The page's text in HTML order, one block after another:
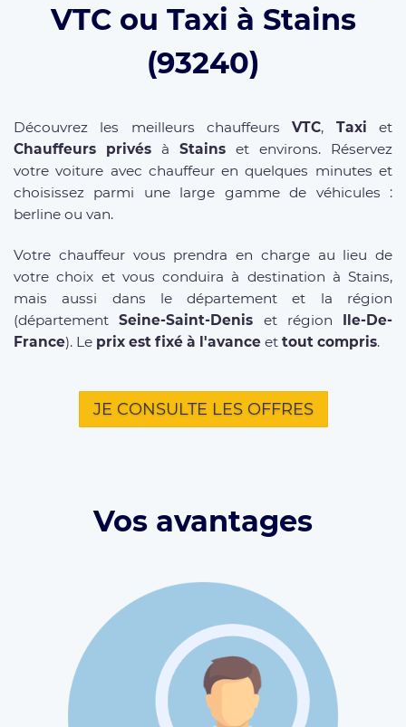
VTC ou Taxi à Stains
(93240)
Découvrez les meilleurs chauffeursVTC, Taxi et
Chauffeurs privés à Stains et environs. Réservez
votre voiture avec chauffeur en quelques minutes et
choisissez parmi une large gamme de véhicules :
berline ou van.
Votre chauffeur vous prendra en charge au lieu de
votre choix et vous conduira à destination à Stains,
mais aussi dans le département et la région
(départementSeine-Saint-Denis et région Ile-De-
France). Le prix est fixé à l'avance et tout compris.
JE CONSULTE LES OFFRES
Vos avantages